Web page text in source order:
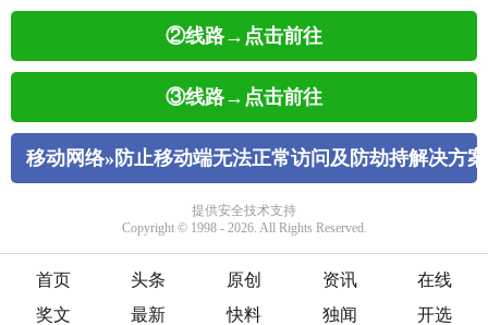
首页 头条 原创 资讯
在线
奖文
最新 快料 独闻 开选